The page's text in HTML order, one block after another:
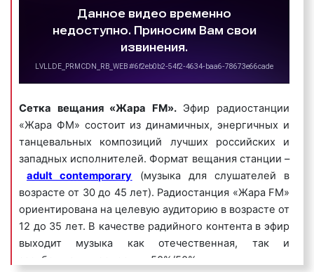
музыкальных логотипов является музыкальный
логотип компании Данон, который звучит так:
Пример музыкального логотипа на радио «Жара
5) джинглы– короткие, как правило 20 сек.,
песенки, в которых сообщается потенциальному
клиенту либо о самой компании, либо о
продаваемых ею товарах или оказываемых услугах.
Джинглы хорошо запоминаются и относятся к
«прилипчивым песенкам».
Сетка вещания «Жара FM».Эфир радиостанции
«Жара ФМ» состоит из динамичных, энергичных и
танцевальных композиций лучших российских и
западных исполнителей. Формат вещания станции –
adult contemporary (музыка для слушателей в
возрасте от 30 до 45 лет). Радиостанция «Жара FM»
ориентирована на целевую аудиторию в возрасте от
12 до 35 лет. В качестве радийного контента в эфир
выходит музыка как отечественная, так и
зарубежная в пропорции 50%/50%.